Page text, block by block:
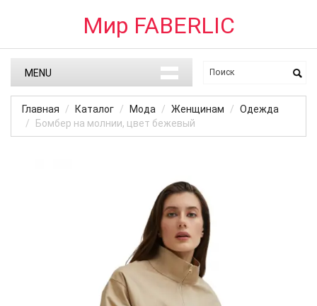
Мир FABERLIC
MENU
Главная Каталог Мода Женщинам
Одежда
Бомбер на молнии, цвет бежевый